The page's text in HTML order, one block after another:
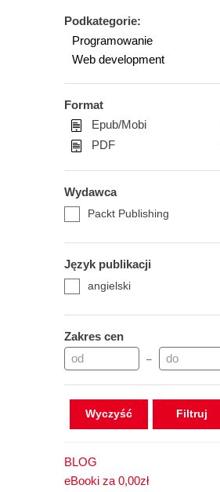
Podkategorie:
Programowanie
Web development
Format
Epub/Mobi
PDF
Wydawca
Packt Publishing
Język publikacji
angielski
Zakres cen
–
Wyczyść
BLOG
eBooki za 0,00zł